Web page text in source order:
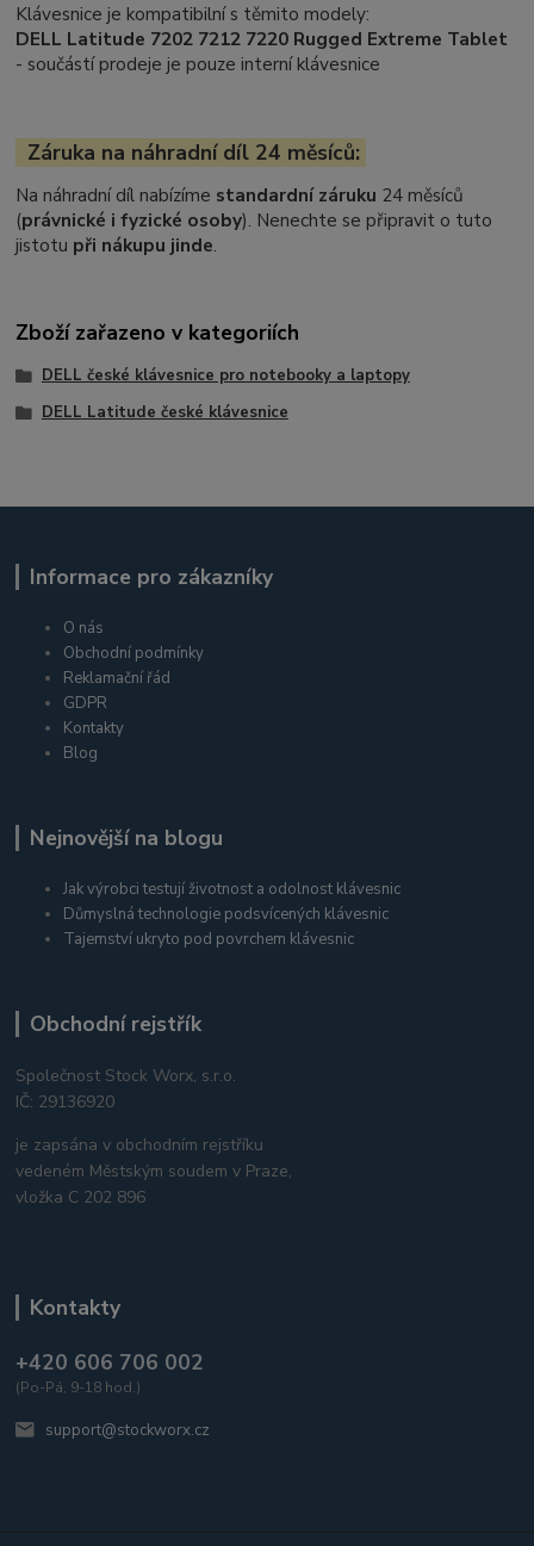
Klávesnice je kompatibilní s těmito modely:
DELL Latitude 7202 7212 7220 Rugged Extreme Tablet
- součástí prodeje je pouze interní klávesnice
Záruka na náhradní díl 24 měsíců:
Na náhradní díl nabízíme standardní záruku 24 měsíců
(právnické i fyzické osoby). Nenechte se připravit o tuto
jistotu při nákupu jinde.
Zboží zařazeno v kategoriích
DELL české klávesnice pro notebooky a laptopy
DELL Latitude české klávesnice
Informace pro zákazníky
O nás
Obchodní podmínky
Reklamační řád
GDPR
Kontakty
Blog
Nejnovější na blogu
Jak výrobci testují životnost a odolnost klávesnic
Důmyslná technologie podsvícených klávesnic
Tajemství ukryto pod povrchem klávesnic
Obchodní rejstřík
Společnost Stock Worx, s.r.o.
IČ: 29136920
je zapsána v obchodním rejstříku
vedeném Městským soudem v Praze,
vložka C 202 896
Kontakty
+420 606 706 002
(Po-Pá, 9-18 hod.)
support@stockworx.cz